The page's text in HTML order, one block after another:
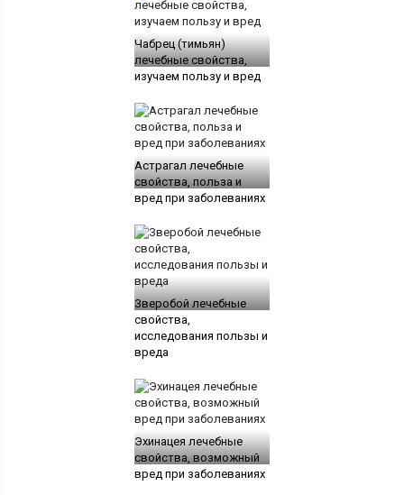
Чабрец (тимьян)
лечебные свойства,
изучаем пользу и вред
Астрагал лечебные
свойства, польза и
вред при заболеваниях
Зверобой лечебные
свойства,
исследования пользы и
вреда
Эхинацея лечебные
свойства, возможный
вред при заболеваниях